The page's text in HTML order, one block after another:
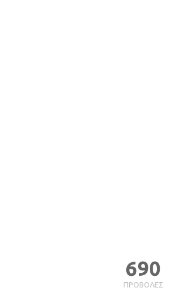
ΠΡΟΒΟΛΈΣ
690